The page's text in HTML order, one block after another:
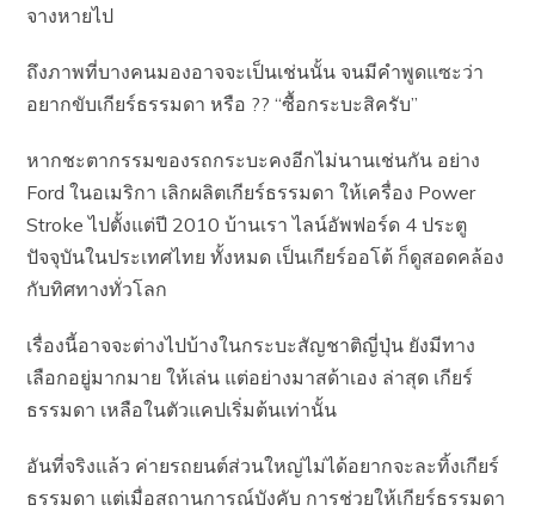
จางหายไป
ถึงภาพที่บางคนมองอาจจะเป็นเช่นนั้น จนมีคำพูดแซะว่า
อยากขับเกียร์ธรรมดา หรือ ?? “ซื้อกระบะสิครับ”
หากชะตากรรมของรถกระบะคงอีกไม่นานเช่นกัน อย่าง
Ford ในอเมริกา เลิกผลิตเกียร์ธรรมดา ให้เครื่อง Power
Stroke ไปตั้งแต่ปี 2010 บ้านเรา ไลน์อัพฟอร์ด 4 ประตู
ปัจจุบันในประเทศไทย ทั้งหมด เป็นเกียร์ออโต้ ก็ดูสอดคล้อง
กับทิศทางทั่วโลก
เรื่องนี้อาจจะต่างไปบ้างในกระบะสัญชาติญี่ปุ่น ยังมีทาง
เลือกอยู่มากมาย ให้เล่น แต่อย่างมาสด้าเอง ล่าสุด เกียร์
ธรรมดา เหลือในตัวแคปเริ่มต้นเท่านั้น
อันที่จริงแล้ว ค่ายรถยนต์ส่วนใหญ่ไม่ได้อยากจะละทิ้งเกียร์
ธรรมดา แต่เมื่อสถานการณ์บังคับ การช่วยให้เกียร์ธรรมดา